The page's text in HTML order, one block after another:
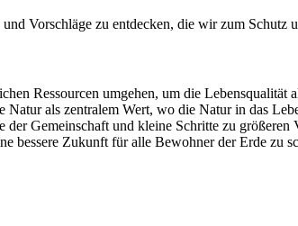
Ausflug in die Natur noch weitere
Vorschläge zu entdecken, die wir zum Schutz
Ressourcen umgehen, um die Lebensqualität
als zentralem Wert, wo die Natur in das
bessere Zukunft für alle Bewohner der Erde zu